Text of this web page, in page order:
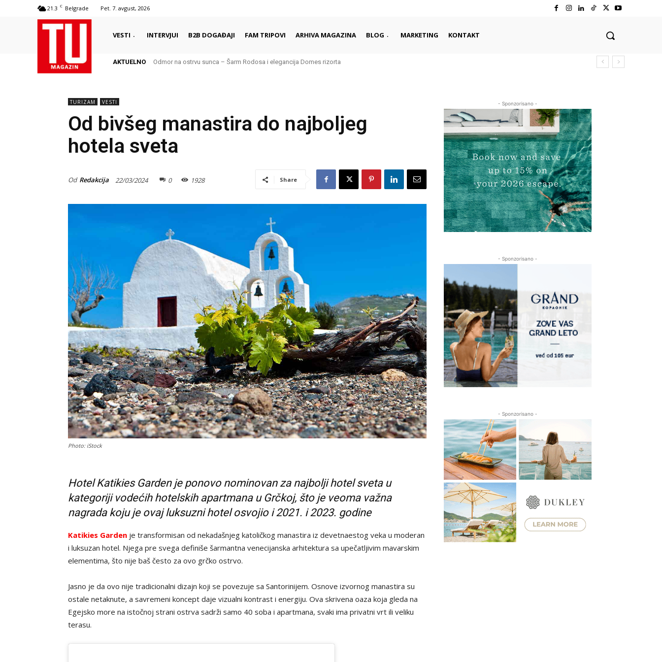
21.3 C Belgrade Pet. 7. avgust, 2026
VESTI INTERVJUI B2B DOGAĐAJI FAM TRIPOVI ARHIVA MAGAZINA BLOG MARKETING KONTAKT
AKTUELNO Autentični biser Italije daleko od gužvi i turista
Odmor na ostrvu sunca – Šarm Rodosa i elegancija Domes rizorta
TURIZAM VESTI
Od bivšeg manastira do najboljeg
hotela sveta
Od Redakcija 22/03/2024 0 1928 Share
Photo: iStock
Hotel Katikies Garden je ponovo nominovan za najbolji hotel sveta u
kategoriji vodećih hotelskih apartmana u Grčkoj, što je veoma važna
nagrada koju je ovaj luksuzni hotel osvojio i 2021. i 2023. godine
Katikies Garden je transformisan od nekadašnjeg katoličkog manastira iz devetnaestog veka u moderan
i luksuzan hotel. Njega pre svega definiše šarmantna venecijanska arhitektura sa upečatljivim mavarskim
elementima, što nije baš često za ovo grčko ostrvo.
Jasno je da ovo nije tradicionalni dizajn koji se povezuje sa Santorinijem. Osnove izvornog manastira su
ostale netaknute, a savremeni koncept daje vizualni kontrast i energiju. Ova skrivena oaza koja gleda na
Egejsko more na istočnoj strani ostrva sadrži samo 40 soba i apartmana, svaki ima privatni vrt ili veliku
terasu.
- Sponzorisano -
- Sponzorisano -
- Sponzorisano -